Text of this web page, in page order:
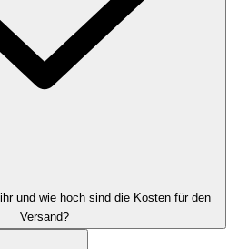
und wie hoch sind die Kosten für den
Versand?